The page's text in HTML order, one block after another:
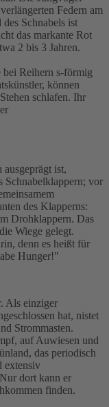
Federn am
Schnabels ist
das markante Rot
2 bis 3 Jahren.
bei Reihern s-förmig
können
schlafen. Ihr
ist,
Schnabelklappern; vor
des Klapperns:
Drohklappern. Das
Wiege gelegt.
denn es heißt für
Hunger!"
Als einziger
hat, nistet
Strommasten.
auf Auwiesen und
das periodisch
extensiv
dort kann er
finden.